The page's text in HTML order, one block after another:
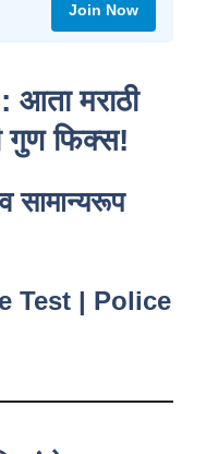
Join Now
मराठी
गुण फिक्स!
सामान्यरूप
Test | Police